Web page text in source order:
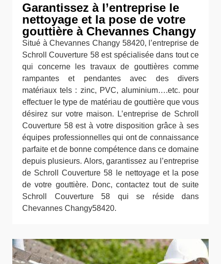
Garantissez à l’entreprise le
nettoyage et la pose de votre
gouttière à Chevannes Changy
Situé à Chevannes Changy 58420, l’entreprise de
Schroll Couverture 58 est spécialisée dans tout ce
qui concerne les travaux de gouttières comme
rampantes et pendantes avec des divers
matériaux tels : zinc, PVC, aluminium….etc. pour
effectuer le type de matériau de gouttière que vous
désirez sur votre maison. L’entreprise de Schroll
Couverture 58 est à votre disposition grâce à ses
équipes professionnelles qui ont de connaissance
parfaite et de bonne compétence dans ce domaine
depuis plusieurs. Alors, garantissez au l’entreprise
de Schroll Couverture 58 le nettoyage et la pose
de votre gouttière. Donc, contactez tout de suite
Schroll Couverture 58 qui se réside dans
Chevannes Changy58420.